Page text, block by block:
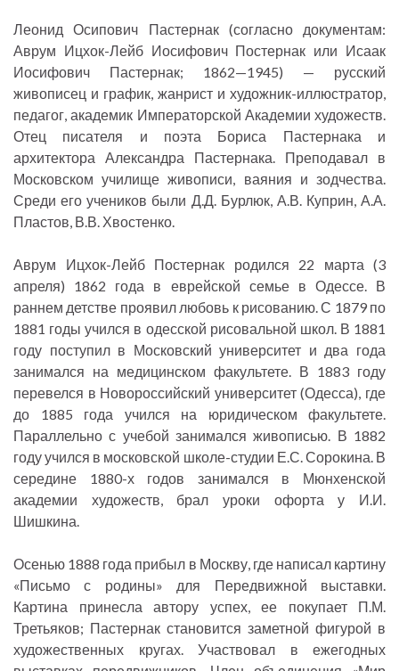
Леонид Осипович Пастернак (согласно документам:
Аврум Ицхок-Лейб Иосифович Постернак или Исаак
Иосифович Пастернак; 1862—1945) — русский
живописец и график, жанрист и художник-иллюстратор,
педагог, академик Императорской Академии художеств.
Отец писателя и поэта Бориса Пастернака и
архитектора Александра Пастернака. Преподавал в
Московском училище живописи, ваяния и зодчества.
Среди его учеников были Д.Д. Бурлюк, А.В. Куприн, А.А.
Пластов, В.В. Хвостенко.
Аврум Ицхок-Лейб Постернак родился 22 марта (3
апреля) 1862 года в еврейской семье в Одессе. В
раннем детстве проявил любовь к рисованию. С 1879 по
1881 годы учился в одесской рисовальной школ. В 1881
году поступил в Московский университет и два года
занимался на медицинском факультете. В 1883 году
перевелся в Новороссийский университет (Одесса), где
до 1885 года учился на юридическом факультете.
Параллельно с учебой занимался живописью. В 1882
году учился в московской школе-студии Е.С. Сорокина. В
середине 1880-х годов занимался в Мюнхенской
академии художеств, брал уроки офорта у И.И.
Шишкина.
Осенью 1888 года прибыл в Москву, где написал картину
«Письмо с родины» для Передвижной выставки.
Картина принесла автору успех, ее покупает П.М.
Третьяков; Пастернак становится заметной фигурой в
художественных кругах. Участвовал в ежегодных